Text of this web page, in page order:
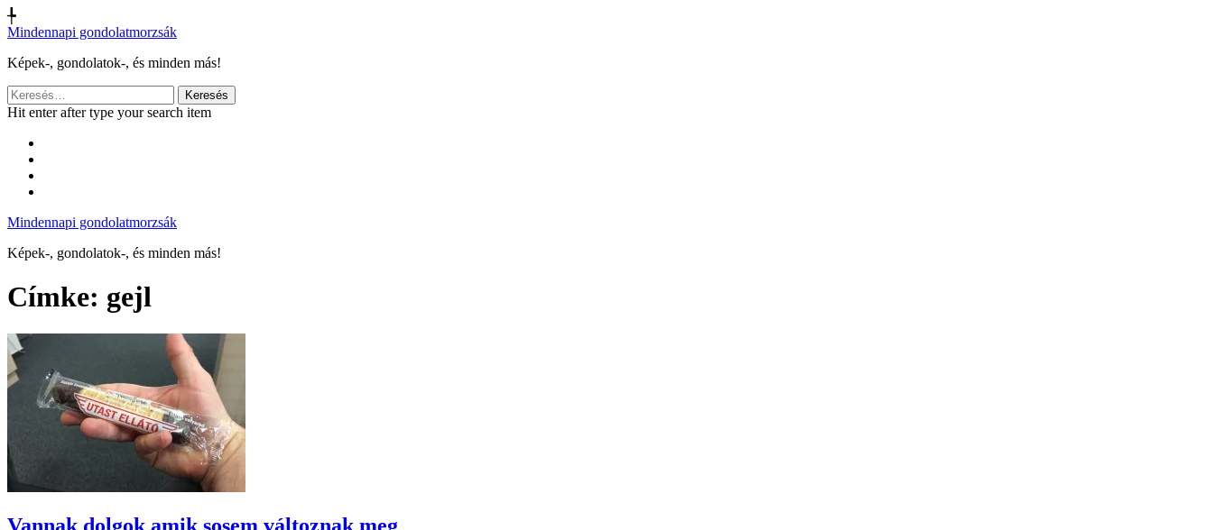
╄
Mindennapi gondolatmorzsák
Képek-, gondolatok-, és minden más!
Keresés:
Hit enter after type your search item
Mindennapi gondolatmorzsák
Képek-, gondolatok-, és minden más!
Címke: gejl
Vannak dolgok amik sosem változnak meg